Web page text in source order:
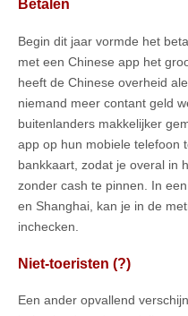
Betalen
Begin dit jaar vormde het
met een Chinese app het
heeft de Chinese overheid
niemand meer contant geld
buitenlanders makkelijker
app op hun mobiele telefoon
bankkaart, zodat je overal in
zonder cash te pinnen. In
en Shanghai, kan je in de
inchecken.
Niet-toeristen (?)
Een ander opvallend